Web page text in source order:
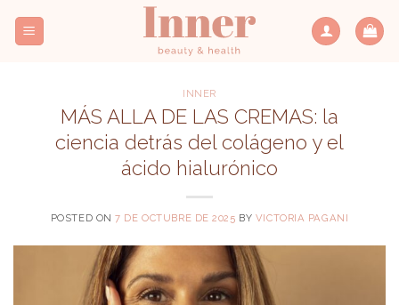
INNER
MÁS ALLA DE LAS CREMAS: la
ciencia detrás del colágeno y el
ácido hialurónico
POSTED ON7 DE OCTUBRE DE 2025 BY VICTORIA PAGANI